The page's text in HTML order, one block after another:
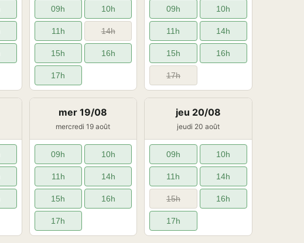
09h 10h
11h 14h
15h 16h
17h
09h 10h
11h 14h
15h 16h
17h
mer 19/08
mercredi 19 août
09h 10h
11h 14h
15h 16h
17h
jeu 20/08
jeudi 20 août
09h 10h
11h 14h
15h 16h
17h